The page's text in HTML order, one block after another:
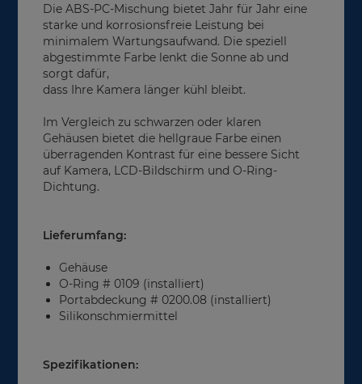
Die ABS-PC-Mischung bietet Jahr für Jahr eine
starke und korrosionsfreie Leistung bei
minimalem Wartungsaufwand. Die speziell
abgestimmte Farbe lenkt die Sonne ab und
sorgt dafür,
dass Ihre Kamera länger kühl bleibt.
Im Vergleich zu schwarzen oder klaren
Gehäusen bietet die hellgraue Farbe einen
überragenden Kontrast für eine bessere Sicht
auf Kamera, LCD-Bildschirm und O-Ring-
Dichtung.
Lieferumfang:
Gehäuse
O-Ring # 0109 (installiert)
Portabdeckung # 0200.08 (installiert)
Silikonschmiermittel
Spezifikationen: